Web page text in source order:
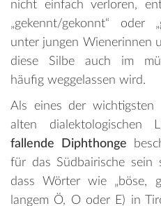
nicht einfach verloren,
„gekennt/gekonnt“ oder
unter jungen Wienerinnen
diese Silbe auch im
häufig weggelassen wird.
Als eines der
alten dialektologischen
fallende Diphthonge
für das Südbairische sein
dass Wörter wie „böse,
langem Ö, O oder E) in